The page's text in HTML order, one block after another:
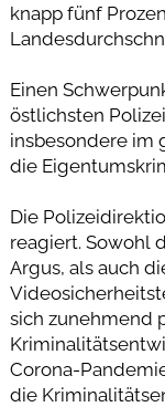
knapp fünf
Einen
östlichsten
insbesondere im
die
Die
reagiert. Sowohl
Argus, als auch
sich zunehmend
Corona-
die